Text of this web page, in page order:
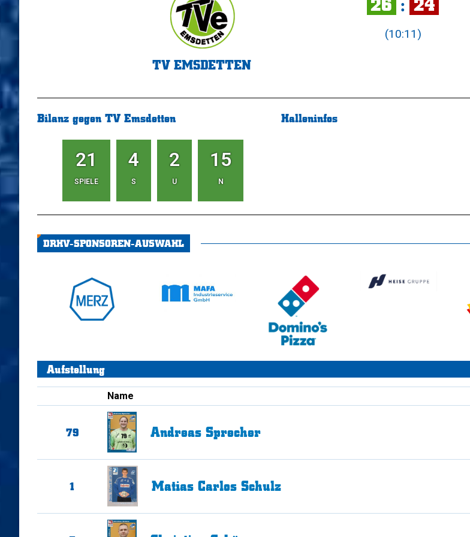
TV EMSDETTEN
(10:11)
Bilanz gegen TV Emsdetten
21
SPIELE
4
S
2
U
15
N
Halleninfos
DRHV-SPONSOREN-AUSWAHL
Aufstellung
Name
79 Andreas Sprecher
1 Matias Carlos Schulz